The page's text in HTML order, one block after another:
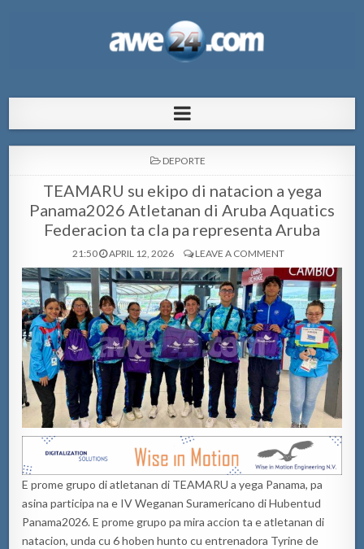
pa Aruba
POSTED
DEPORTE
TEAMARU su ekipo di natacion a yega
Panama2026 Atletanan di Aruba Aquatics
Federacion ta cla pa representa Aruba
21:50 APRIL 12, 2026 LEAVE A COMMENT
E prome grupo di atletanan di TEAMARU a yega Panama, pa
asina participa na e IV Weganan Suramericano di Hubentud
Panama2026. E prome grupo pa mira accion ta e atletanan di
natacion, unda cu 6 hoben hunto cu entrenadora Tyrine de